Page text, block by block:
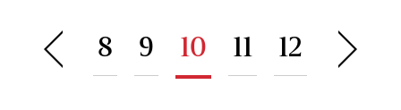
Bundesli
direct în
faza
principal
semneze
cu un
8 9 10 11 12